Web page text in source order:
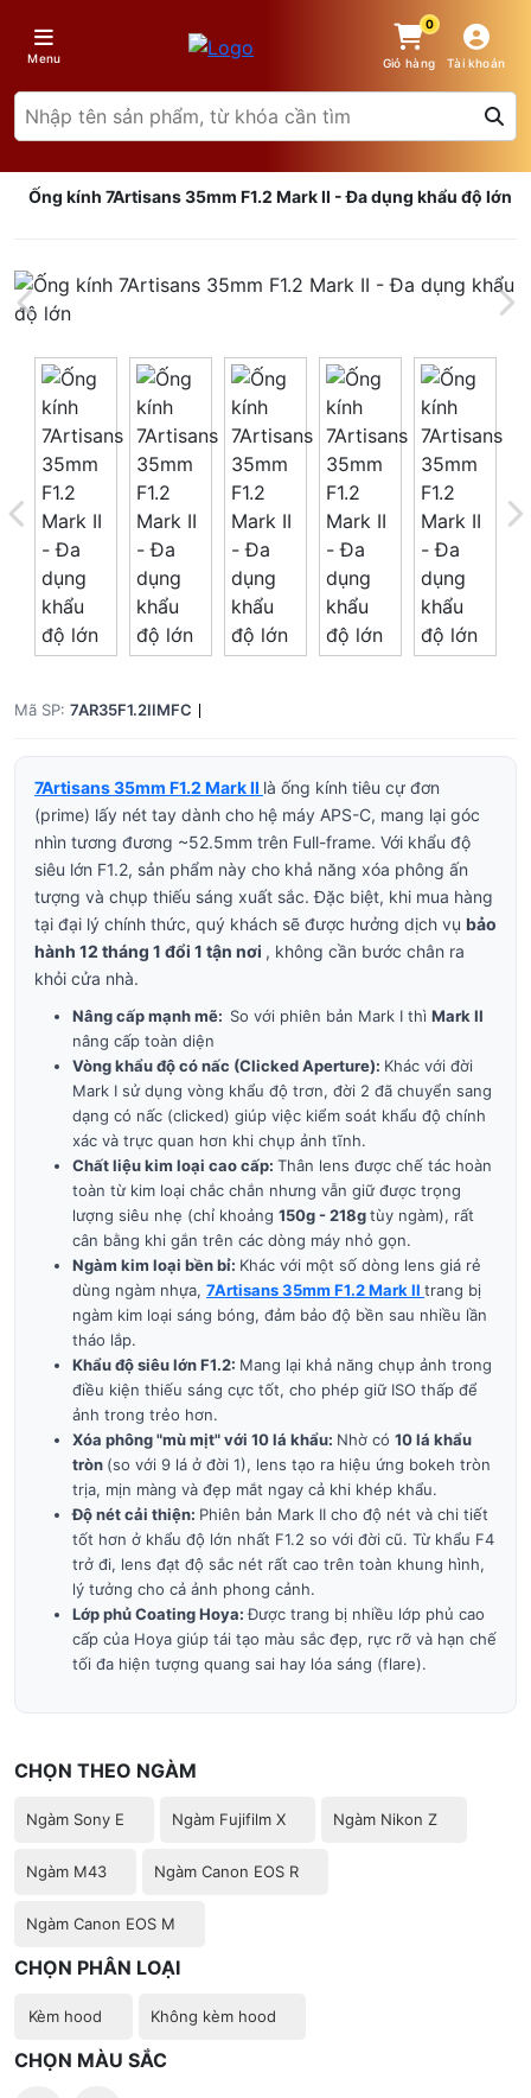
Menu
0
Giỏ hàng Tài khoản
Ống kính 7Artisans 35mm F1.2 Mark II - Đa dụng khẩu độ lớn
Mã SP: 7AR35F1.2IIMFC
7Artisans 35mm F1.2 Mark II là ống kính tiêu cự đơn
(prime) lấy nét tay dành cho hệ máy APS-C, mang lại góc
nhìn tương đương ~52.5mm trên Full-frame. Với khẩu độ
siêu lớn F1.2, sản phẩm này cho khả năng xóa phông ấn
tượng và chụp thiếu sáng xuất sắc. Đặc biệt, khi mua hàng
tại đại lý chính thức, quý khách sẽ được hưởng dịch vụ bảo
hành 12 tháng 1 đổi 1 tận nơi , không cần bước chân ra
khỏi cửa nhà.
Nâng cấp mạnh mẽ: So với phiên bản Mark I thì Mark II
nâng cấp toàn diện
Vòng khẩu độ có nấc (Clicked Aperture): Khác với đời
Mark I sử dụng vòng khẩu độ trơn, đời 2 đã chuyển sang
dạng có nấc (clicked) giúp việc kiểm soát khẩu độ chính
xác và trực quan hơn khi chụp ảnh tĩnh.
Chất liệu kim loại cao cấp: Thân lens được chế tác hoàn
toàn từ kim loại chắc chắn nhưng vẫn giữ được trọng
lượng siêu nhẹ (chỉ khoảng 150g - 218gtùy ngàm), rất
cân bằng khi gắn trên các dòng máy nhỏ gọn.
Ngàm kim loại bền bỉ: Khác với một số dòng lens giá rẻ
dùng ngàm nhựa, 7Artisans 35mm F1.2 Mark II trang bị
ngàm kim loại sáng bóng, đảm bảo độ bền sau nhiều lần
tháo lắp.
Khẩu độ siêu lớn F1.2: Mang lại khả năng chụp ảnh trong
điều kiện thiếu sáng cực tốt, cho phép giữ ISO thấp để
ảnh trong trẻo hơn.
Xóa phông "mù mịt" với 10 lá khẩu: Nhờ có 10 lá khẩu
tròn (so với 9 lá ở đời 1), lens tạo ra hiệu ứng bokeh tròn
trịa, mịn màng và đẹp mắt ngay cả khi khép khẩu.
Độ nét cải thiện: Phiên bản Mark II cho độ nét và chi tiết
tốt hơn ở khẩu độ lớn nhất F1.2 so với đời cũ. Từ khẩu F4
trở đi, lens đạt độ sắc nét rất cao trên toàn khung hình,
lý tưởng cho cả ảnh phong cảnh.
Lớp phủ Coating Hoya:Được trang bị nhiều lớp phủ cao
cấp của Hoya giúp tái tạo màu sắc đẹp, rực rỡ và hạn chế
tối đa hiện tượng quang sai hay lóa sáng (flare).
CHỌN THEO NGÀM
Ngàm Sony E Ngàm Fujifilm X Ngàm Nikon Z
Ngàm M43 Ngàm Canon EOS R
Ngàm Canon EOS M
CHỌN PHÂN LOẠI
Kèm hood Không kèm hood
CHỌN MÀU SẮC
Giá trên 1SP x 0 đ
Tổng giá 0 đ